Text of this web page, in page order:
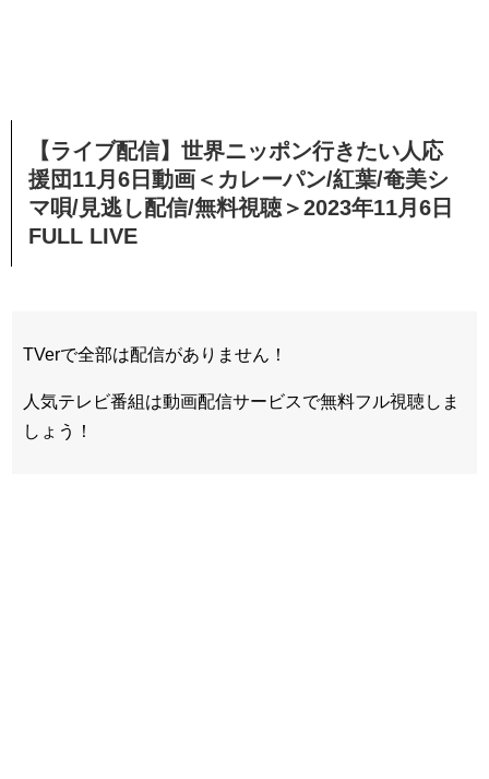
【ライブ配信】世界ニッポン行きたい人応
援団11月6日動画＜カレーパン/紅葉/奄美シ
マ唄/見逃し配信/無料視聴＞2023年11月6日
FULL LIVE
TVerで全部は配信がありません！
人気テレビ番組は動画配信サービスで無料フル視聴しま
しょう！